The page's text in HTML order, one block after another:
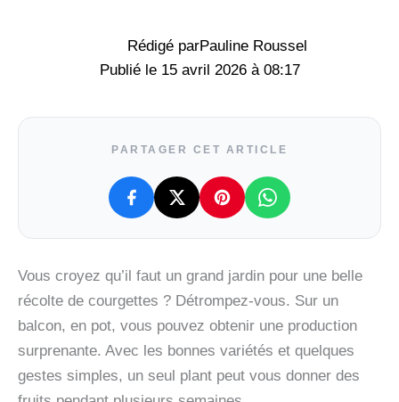
Rédigé parPauline Roussel
15 avril 2026 à 08:17
PARTAGER CET ARTICLE
Vous croyez qu’il faut un grand jardin pour une belle
récolte de courgettes ? Détrompez-vous. Sur un
balcon, en pot, vous pouvez obtenir une production
surprenante. Avec les bonnes variétés et quelques
gestes simples, un seul plant peut vous donner des